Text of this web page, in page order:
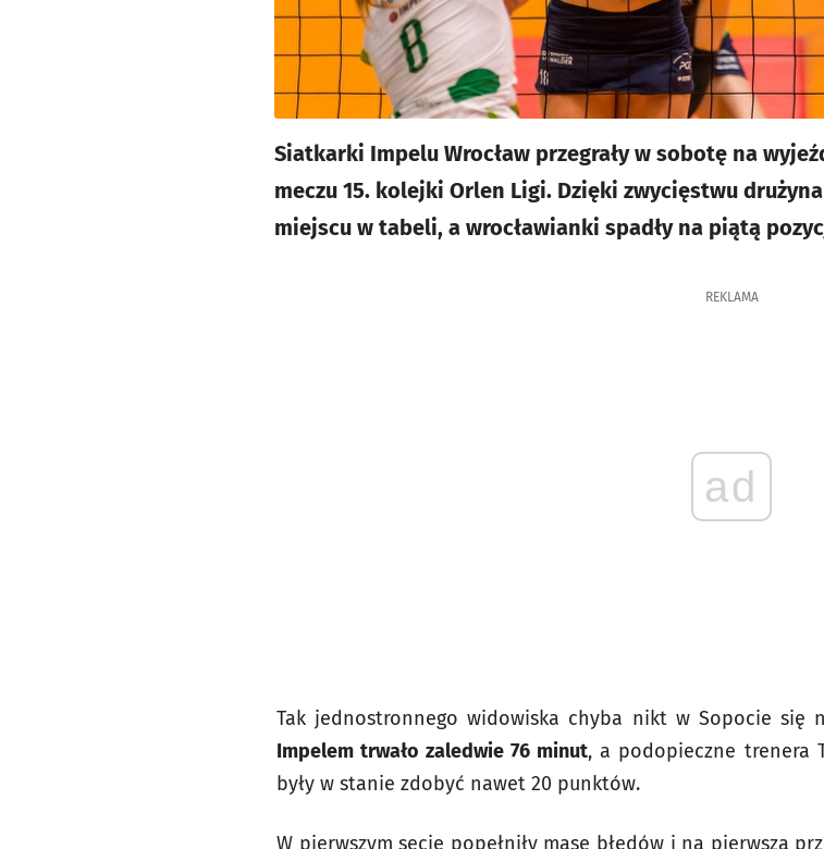
Siatkarki Impelu Wrocław przegrały w sobotę na
meczu 15. kolejki Orlen Ligi. Dzięki zwycięstwu
miejscu w tabeli, a wrocławianki spadły na piątą
REKLAMA
ad
Tak jednostronnego widowiska chyba nikt w Sopocie się
Impelem trwało zaledwie 76 minut, a podopieczne trenera
były w stanie zdobyć nawet 20 punktów.
W pierwszym secie popełniły masę błędów i na pierwszą